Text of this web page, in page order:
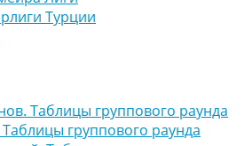
Турции
Таблицы группового раунда
группового раунда